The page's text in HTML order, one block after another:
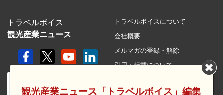
トラベルボイス
観光産業ニュース
トラベルボイスについて
会社概要
メルマガの登録・解除
引用・転載について
観光産業ニュース「トラベルボイス」編集